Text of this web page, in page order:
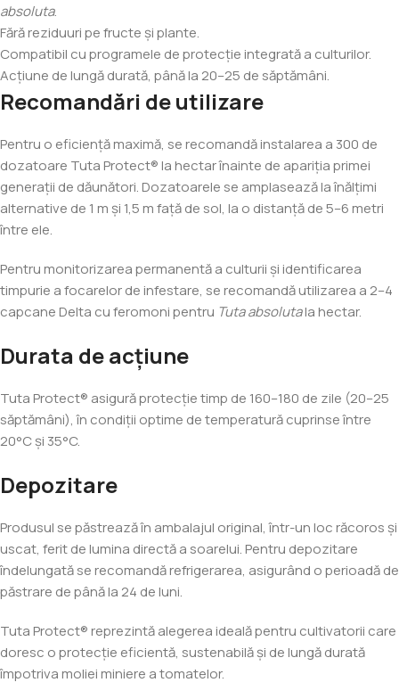
absoluta.
Fără reziduuri pe fructe și plante.
Compatibil cu programele de protecție integrată a culturilor.
Acțiune de lungă durată, până la 20–25 de săptămâni.
Recomandări de utilizare
Pentru o eficiență maximă, se recomandă instalarea a 300 de
dozatoare Tuta Protect® la hectar înainte de apariția primei
generații de dăunători. Dozatoarele se amplasează la înălțimi
alternative de 1 m și 1,5 m față de sol, la o distanță de 5–6 metri
între ele.
Pentru monitorizarea permanentă a culturii și identificarea
timpurie a focarelor de infestare, se recomandă utilizarea a 2–4
capcane Delta cu feromoni pentru Tuta absolutala hectar.
Durata de acțiune
Tuta Protect® asigură protecție timp de 160–180 de zile (20–25
săptămâni), în condiții optime de temperatură cuprinse între
20°C și 35°C.
Depozitare
Produsul se păstrează în ambalajul original, într-un loc răcoros și
uscat, ferit de lumina directă a soarelui. Pentru depozitare
îndelungată se recomandă refrigerarea, asigurând o perioadă de
păstrare de până la 24 de luni.
Tuta Protect® reprezintă alegerea ideală pentru cultivatorii care
doresc o protecție eficientă, sustenabilă și de lungă durată
împotriva moliei miniere a tomatelor.